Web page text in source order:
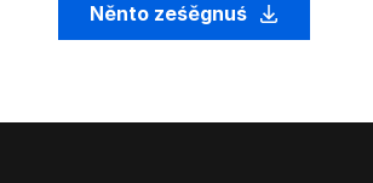
Něnto ześěgnuś